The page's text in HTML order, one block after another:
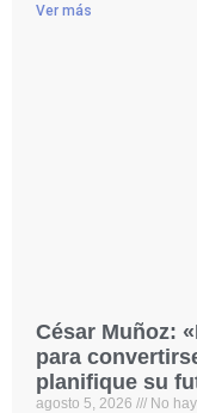
Ver más
César Muñoz:
para
planifique su
agosto 5, 2026 No